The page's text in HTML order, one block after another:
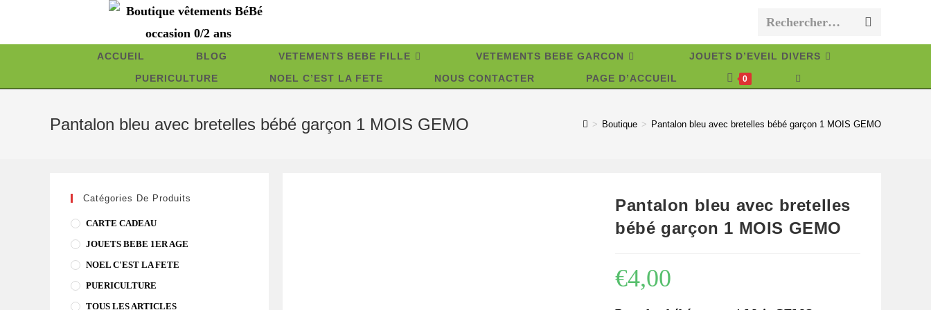
content
Rechercher…
ACCUEIL BLOG VETEMENTS BEBE FILLE VETEMENTS BEBE GARCON
JOUETS D’EVEIL DIVERS
PUERICULTURE
NOEL C’EST LA FETE NOUS CONTACTER PAGE D’ACCUEIL 0
TOGGLE
Pantalon bleu avec bretelles bébé garçon 1 MOIS GEMO > Boutique > Pantalon bleu avec bretelles bébé garçon 1 MOIS GEMO
Pantalon bleu avec bretelles
bébé garçon 1 MOIS GEMO
€4,00
Catégories De Produits
CARTE CADEAU
JOUETS BEBE 1ER AGE
NOEL C'EST LA FETE
PUERICULTURE
TOUS LES ARTICLES